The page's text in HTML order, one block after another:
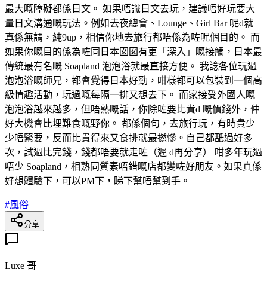
最大嘅障礙都係日文。 如果唔識日文去玩，建議唔好玩要大
量日文溝通嘅玩法。例如去夜總會、Lounge、Girl Bar 呢d就
真係無謂，純9up，相信你地去旅行都唔係為咗呢個目的。 而
如果你嘅目的係為咗同日本囡囡有更「深入」嘅接觸，日本最
傳統最有名嘅 Soapland 泡泡浴就最直接方便。 我諗各位玩過
泡泡浴嘅師兄，都會覺得日本好勁，咁樣都可以包裝到一個高
級情趣活動，玩過嘅每隔一排又想去下。 而家接受外國人嘅
泡泡浴越來越多，但唔熟嘅話，你除咗要比貴d 嘅價錢外，仲
好大機會比埋難食嘅野你。 都係個句，去旅行玩，有時貴少
少唔緊要，反而比貴得來又食排就最撚慘。自己都舐過好多
次，試過比完錢，錢都唔要就走咗（遲 d再分享） 咁多年玩過
唔少 Soapland，相熟同質素唔錯嘅店都變咗好朋友。如果真係
好想體驗下，可以PM下，睇下幫唔幫到手。
#風俗
分享
Luxe 哥